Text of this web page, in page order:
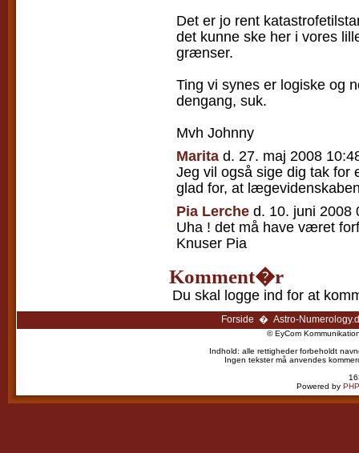
Det er jo rent
det kunne ske her i vores
grænser.
Ting vi synes er logiske og
dengang, suk.
Mvh Johnny
Marita d. 27. maj 2008
Jeg vil også sige dig tak for
glad for, at
Pia Lerche d. 10. juni 2008
Uha ! det må have været
Knuser Pia
Komment�r
Du skal logge ind for at
Forside � Astro-
© EyCom
Indhold: alle rettigheder forbeholdt
Ingen tekster må anvendes
Powered by